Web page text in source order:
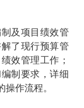
及项目绩效管
了现行预算管
效管理工作；
制要求，详细
作流程。